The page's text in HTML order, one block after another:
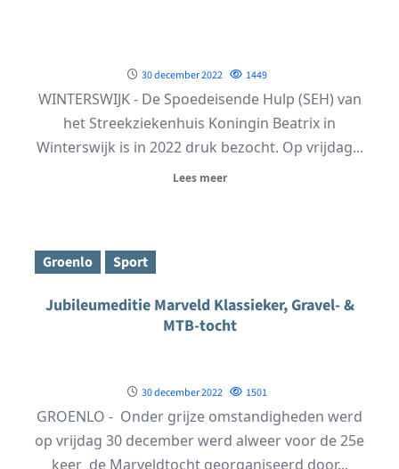
30 december 2022 1449
WINTERSWIJK - De Spoedeisende Hulp (SEH) van
het Streekziekenhuis Koningin Beatrix in
Winterswijk is in 2022 druk bezocht. Op vrijdag...
Lees meer
Groenlo Sport
Jubileumeditie Marveld Klassieker, Gravel- &
MTB-tocht
30 december 2022 1501
GROENLO - Onder grijze omstandigheden werd
op vrijdag 30 december werd alweer voor de 25e
keer de Marveldtocht georganiseerd door...